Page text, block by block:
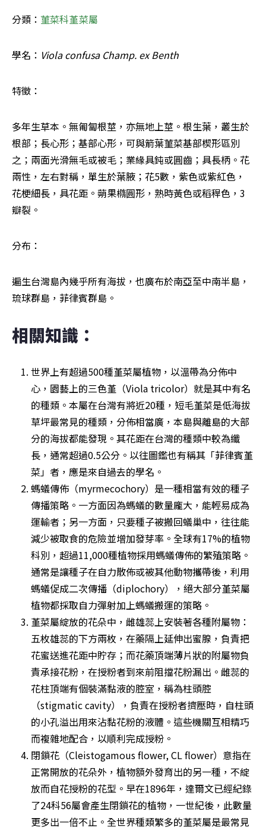
分類： 菫菜科堇菜屬
學名： Viola confusa Champ. ex Benth
特徵：
多年生草本。無匍匐根莖，亦無地上莖。根生葉，叢生於
根部；長心形；基部心形，可與箭葉菫菜基部楔形區別
之；兩面光滑無毛或被毛；業緣具鈍或圓齒；具長柄。花
兩性，左右對稱，單生於葉腋；花5數，紫色或紫紅色，
花梗細長，具花距。蒴果橢圓形，熟時黃色或稻稈色，3
瓣裂。
分布：
遍生台灣島內幾乎所有海拔，也廣布於南亞至中南半島，
琉球群島，菲律賓群島。
相關知識：
世界上有超過500種堇菜屬植物，以溫帶為分佈中
心，園藝上的三色堇（Viola tricolor）就是其中有名
的種類。本屬在台灣有將近20種，短毛堇菜是低海拔
草坪最常見的種類，分佈相當廣，本島與離島的大部
分的海拔都能發現。其花距在台灣的種類中較為纖
長，通常超過0.5公分。以往圖鑑也有稱其「菲律賓堇
菜」者，應是來自過去的學名。
螞蟻傳佈（myrmecochory）是一種相當有效的種子
傳播策略。一方面因為螞蟻的數量龐大，能輕易成為
運輸者；另一方面，只要種子被搬回蟻巢中，往往能
減少被取食的危險並增加發芽率。全球有17%的植物
科別，超過11,000種植物採用螞蟻傳佈的繁殖策略。
通常是讓種子在自力散佈或被其他動物攜帶後，利用
螞蟻促成二次傳播（diplochory），絕大部分堇菜屬
植物都採取自力彈射加上螞蟻搬運的策略。
堇菜屬綻放的花朵中，雌雄蕊上安裝著各種附屬物：
五枚雄蕊的下方兩枚，在藥隔上延伸出蜜腺，負責把
花蜜送進花距中貯存；而花藥頂端薄片狀的附屬物負
責承接花粉，在授粉者到來前阻擋花粉漏出。雌蕊的
花柱頂端有個裝滿黏液的腔室，稱為柱頭腔
（stigmatic cavity），負責在授粉者擠壓時，自柱頭
的小孔溢出用來沾黏花粉的液體。這些機關互相精巧
而複雜地配合，以順利完成授粉。
閉鎖花（Cleistogamous flower, CL flower）意指在
正常開放的花朵外，植物額外發育出的另一種，不綻
放而自花授粉的花型。早在1896年，達爾文已經紀錄
了24科56屬會產生閉鎖花的植物，一世紀後，此數量
更多出一倍不止。全世界種類繁多的堇菜屬是最常見